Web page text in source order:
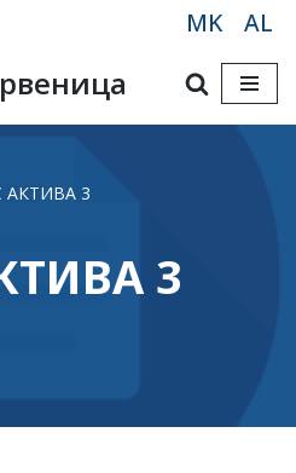
MK AL
АКТИВА 3
3